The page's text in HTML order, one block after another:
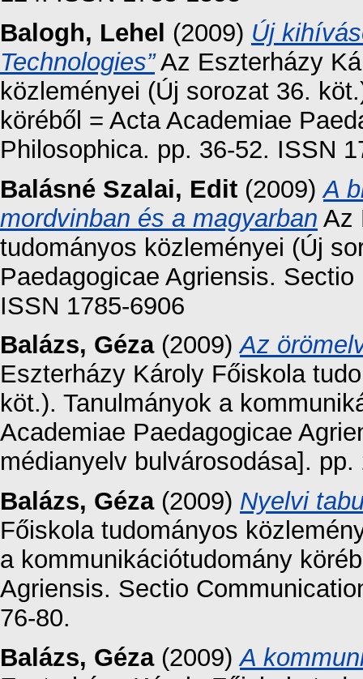
Balogh, Lehel (2009) Új
Technologies”Az Eszterházy
közleményei (Új sorozat 36.
köréből = Acta Academiae
Philosophica. pp. 36-52. ISSN
Balásné Szalai, Edit (2009)A
mordvinban és a magyarban Az
tudományos közleményei (Új
Paedagogicae Agriensis.
ISSN 1785-6906
Balázs, Géza(2009)Az
Eszterházy Károly Főiskola
köt.). Tanulmányok a
Academiae Paedagogicae
médianyelv bulvárosodása]. pp.
Balázs, Géza(2009) Nyelvi
Főiskola tudományos
a kommunikációtudomány
Agriensis. Sectio
76-80.
Balázs, Géza(2009)A